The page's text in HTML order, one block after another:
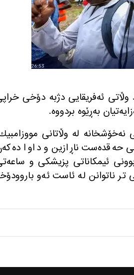
وڵاتی ئه‌فریقایی دژبه‌ دۆخی
به‌ڕێوه‌ بردووه‌.
نه‌خۆشخانه‌ له‌ وڵاتانی
حه‌قده‌ست ناڕازین و داوا
ئیمكاناتی پزیشكی و
ناتوانن له‌ ئاست ئه‌و